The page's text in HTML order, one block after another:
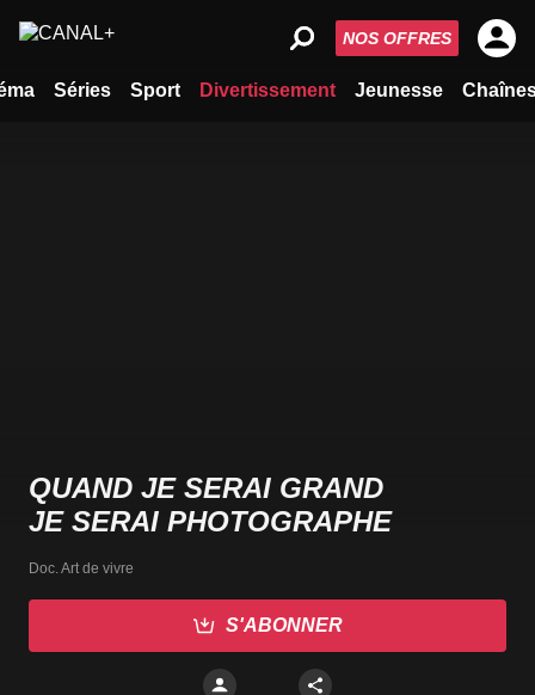
Séries Sport Divertissement Jeunesse
NOS OFFRES
QUAND JE SERAI GRAND
JE SERAI PHOTOGRAPHE
Doc. Art de vivre
S'ABONNER